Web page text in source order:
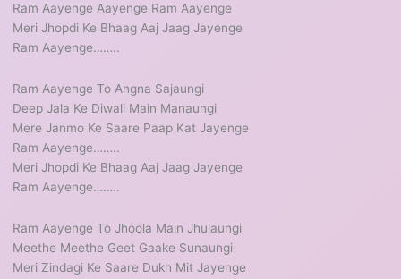
Ram Aayenge Aayenge Ram Aayenge
Meri Jhopdi Ke Bhaag Aaj Jaag Jayenge
Ram Aayenge……..
Ram Aayenge To Angna Sajaungi
Deep Jala Ke Diwali Main Manaungi
Mere Janmo Ke Saare Paap Kat Jayenge
Ram Aayenge……..
Meri Jhopdi Ke Bhaag Aaj Jaag Jayenge
Ram Aayenge……..
Ram Aayenge To Jhoola Main Jhulaungi
Meethe Meethe Geet Gaake Sunaungi
Meri Zindagi Ke Saare Dukh Mit Jayenge